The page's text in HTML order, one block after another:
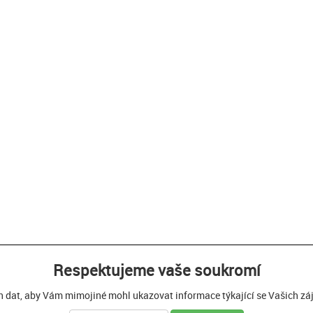
Respektujeme vaše soukromí
dat, aby Vám mimojiné mohl ukazovat informace týkající se Vašich